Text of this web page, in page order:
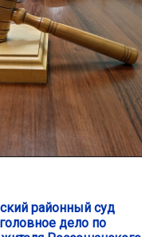
районный суд
дело по